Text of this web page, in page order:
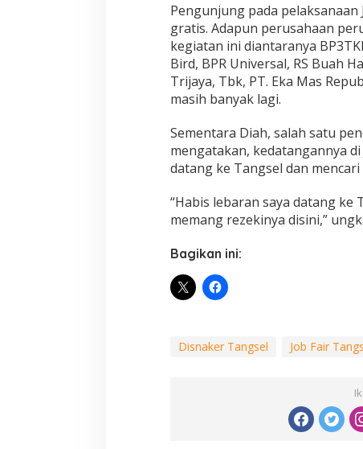
Pengunjung pada
gratis. Adapun perusahaan
kegiatan ini diantaranya
Bird, BPR Universal, RS Buah
Trijaya, Tbk, PT. Eka Mas
masih banyak lagi.
Sementara Diah, salah satu
mengatakan, kedatangannya
datang ke Tangsel dan
“Habis lebaran saya datang ke
memang rezekinya disini,”
Bagikan ini:
Disnaker Tangsel Job Fair